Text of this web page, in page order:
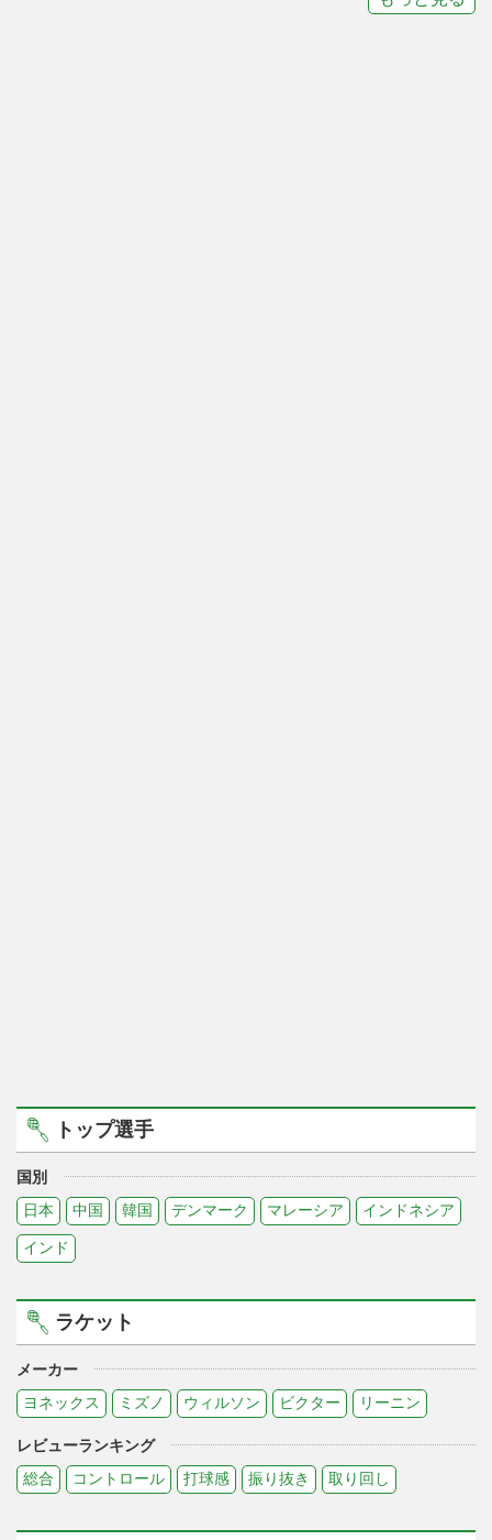
トップ選手
国別
日本
中国 韓国 デンマーク マレーシア インドネシア
インド
ラケット
メーカー
ヨネックス
ミズノ ウィルソン ビクター リーニン
レビューランキング
総合
コントロール 打球感 振り抜き 取り回し